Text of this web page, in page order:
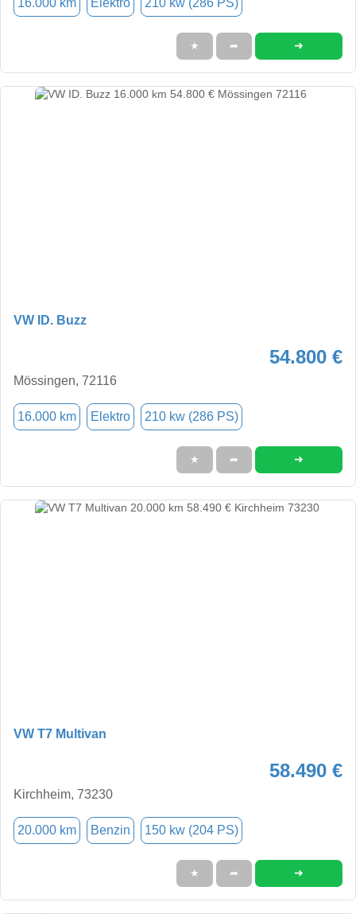
★ ➦ ➜
VW ID. Buzz
54.800 €
Mössingen, 72116
16.000 km Elektro 210 kw (286 PS)
★ ➦ ➜
VW T7 Multivan
58.490 €
Kirchheim, 73230
20.000 km Benzin 150 kw (204 PS)
★ ➦ ➜